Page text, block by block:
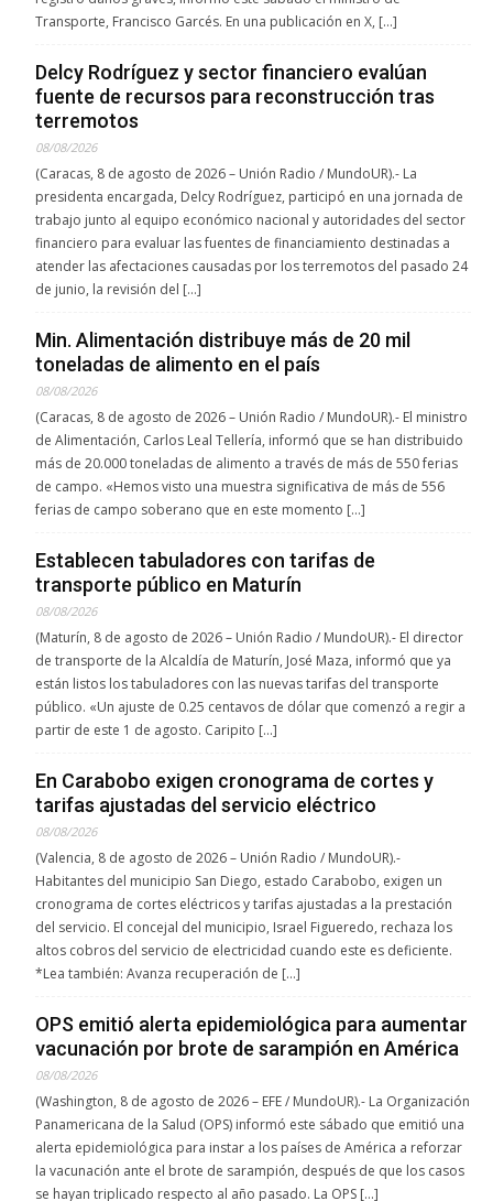
Transporte, Francisco Garcés. En una publicación en X, […]
Delcy Rodríguez y sector financiero evalúan
fuente de recursos para reconstrucción tras
terremotos
08/08/2026
(Caracas, 8 de agosto de 2026 – Unión Radio / MundoUR).- La
presidenta encargada, Delcy Rodríguez, participó en una jornada de
trabajo junto al equipo económico nacional y autoridades del sector
financiero para evaluar las fuentes de financiamiento destinadas a
atender las afectaciones causadas por los terremotos del pasado 24
de junio, la revisión del […]
Min. Alimentación distribuye más de 20 mil
toneladas de alimento en el país
08/08/2026
(Caracas, 8 de agosto de 2026 – Unión Radio / MundoUR).- El ministro
de Alimentación, Carlos Leal Tellería, informó que se han distribuido
más de 20.000 toneladas de alimento a través de más de 550 ferias
de campo. «Hemos visto una muestra significativa de más de 556
ferias de campo soberano que en este momento […]
Establecen tabuladores con tarifas de
transporte público en Maturín
08/08/2026
(Maturín, 8 de agosto de 2026 – Unión Radio / MundoUR).- El director
de transporte de la Alcaldía de Maturín, José Maza, informó que ya
están listos los tabuladores con las nuevas tarifas del transporte
público. «Un ajuste de 0.25 centavos de dólar que comenzó a regir a
partir de este 1 de agosto. Caripito […]
En Carabobo exigen cronograma de cortes y
tarifas ajustadas del servicio eléctrico
08/08/2026
(Valencia, 8 de agosto de 2026 – Unión Radio / MundoUR).-
Habitantes del municipio San Diego, estado Carabobo, exigen un
cronograma de cortes eléctricos y tarifas ajustadas a la prestación
del servicio. El concejal del municipio, Israel Figueredo, rechaza los
altos cobros del servicio de electricidad cuando este es deficiente.
*Lea también: Avanza recuperación de […]
OPS emitió alerta epidemiológica para aumentar
vacunación por brote de sarampión en América
08/08/2026
(Washington, 8 de agosto de 2026 – EFE / MundoUR).- La Organización
Panamericana de la Salud (OPS) informó este sábado que emitió una
alerta epidemiológica para instar a los países de América a reforzar
la vacunación ante el brote de sarampión, después de que los casos
se hayan triplicado respecto al año pasado. La OPS […]